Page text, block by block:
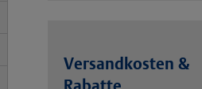
Versandkosten &
Rabatte